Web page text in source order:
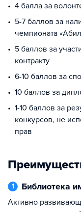
4 балла за
5-7 баллов за
чемпионата
5 баллов за
контракту
6-10 баллов за
10 баллов за
1-10 баллов за
конкурсов, не
прав
1 Библиотека
Активно развивающаяся база знаний факультета